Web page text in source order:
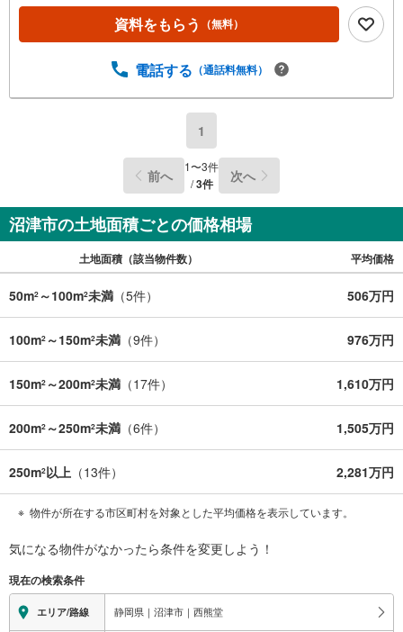
資料をもらう （無料）
電話する （通話料無料）
1
前へ 1〜3件
/3件 次へ
沼津市の土地面積ごとの価格相場
土地面積（該当物件数） 平均価格
50m2 ～100m2未満 （5件） 506万円
100m2 ～150m2未満 （9件） 976万円
150m2 ～200m2未満 （17件） 1,610万円
200m2 ～250m2未満 （6件） 1,505万円
250m2以上 （13件） 2,281万円
物件が所在する市区町村を対象とした平均価格を表示しています。
気になる物件がなかったら条件を変更しよう！
現在の検索条件
エリア/路線 静岡県｜沼津市｜西熊堂